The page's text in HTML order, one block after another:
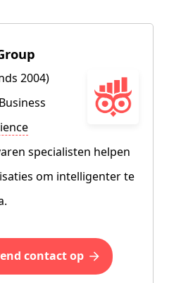
2004)
specialisten helpen
om intelligenter te
contact op